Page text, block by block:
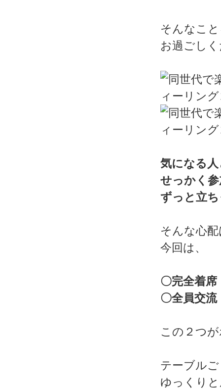
そんなこ
お過ごし
気になる
せっかく
ずっと立
そんな心
今回は、
〇完全着席
〇全員交流
この２つ
テーブル
ゆっくり